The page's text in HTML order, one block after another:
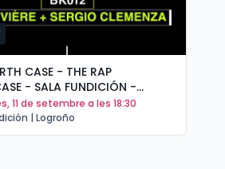
CASE - THE RAP
- SALA FUNDICIÓN -
11 de setembre a les 18:30
| Logroño